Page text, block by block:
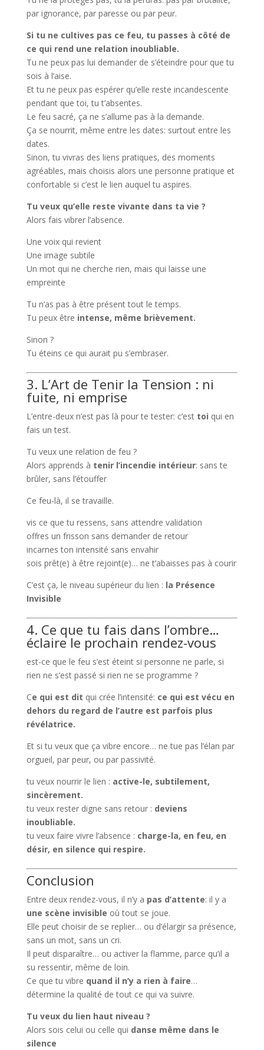
par ignorance, par paresse ou par peur.
Si tu ne cultives pas ce feu, tu passes à côté de
ce qui rend une relation inoubliable.
Tu ne peux pas lui demander de s’éteindre pour que tu
sois à l’aise.
Et tu ne peux pas espérer qu’elle reste incandescente
pendant que toi, tu t’absentes.
Le feu sacré, ça ne s’allume pas à la demande.
Ça se nourrit, même entre les dates: surtout entre les
dates.
Sinon, tu vivras des liens pratiques, des moments
agréables, mais choisis alors une personne pratique et
confortable si c’est le lien auquel tu aspires.
Tu veux qu’elle reste vivante dans ta vie ?
Alors fais vibrer l’absence.
Une voix qui revient
Une image subtile
Un mot qui ne cherche rien, mais qui laisse une
empreinte
Tu n’as pas à être présent tout le temps.
Tu peux être intense, même brièvement.
Sinon ?
Tu éteins ce qui aurait pu s’embraser.
3. L’Art de Tenir la Tension : ni
fuite, ni emprise
L’entre-deux n’est pas là pour te tester: c’est toi qui en
fais un test.
Tu veux une relation de feu ?
Alors apprends à tenir l’incendie intérieur: sans te
brûler, sans l’étouffer
Ce feu-là, il se travaille.
vis ce que tu ressens, sans attendre validation
offres un frisson sans demander de retour
incarnes ton intensité sans envahir
sois prêt(e) à être rejoint(e)… ne t’abaisses pas à courir
C’est ça, le niveau supérieur du lien : la Présence
Invisible
4. Ce que tu fais dans l’ombre…
éclaire le prochain rendez-vous
est-ce que le feu s’est éteint si personne ne parle, si
rien ne s’est passé si rien ne se programme ?
Ce qui est dit qui crée l’intensité: ce qui est vécu en
dehors du regard de l’autre est parfois plus
révélatrice.
Et si tu veux que ça vibre encore… ne tue pas l’élan par
orgueil, par peur, ou par passivité.
tu veux nourrir le lien : active-le, subtilement,
sincèrement.
tu veux rester digne sans retour : deviens
inoubliable.
tu veux faire vivre l’absence : charge-la, en feu, en
désir, en silence qui respire.
Conclusion
Entre deux rendez-vous, il n’y a pas d’attente: il y a
une scène invisible où tout se joue.
Elle peut choisir de se replier… ou d’élargir sa présence,
sans un mot, sans un cri.
Il peut disparaître… ou activer la flamme, parce qu’il a
su ressentir, même de loin.
Ce que tu vibre quand il n’y a rien à faire…
détermine la qualité de tout ce qui va suivre.
Tu veux du lien haut niveau ?
Alors sois celui ou celle qui danse même dans le
silence